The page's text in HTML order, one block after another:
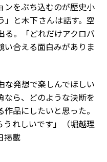
をぶち込むのが歴史小
」と木下さんは話す。空
る。「どれだけアクロバ
い合える面白みがありま
発想で楽しんでほしい
なら、どのような決断を
品にしたいと思った。
うれしいです」（堀越理
掲載